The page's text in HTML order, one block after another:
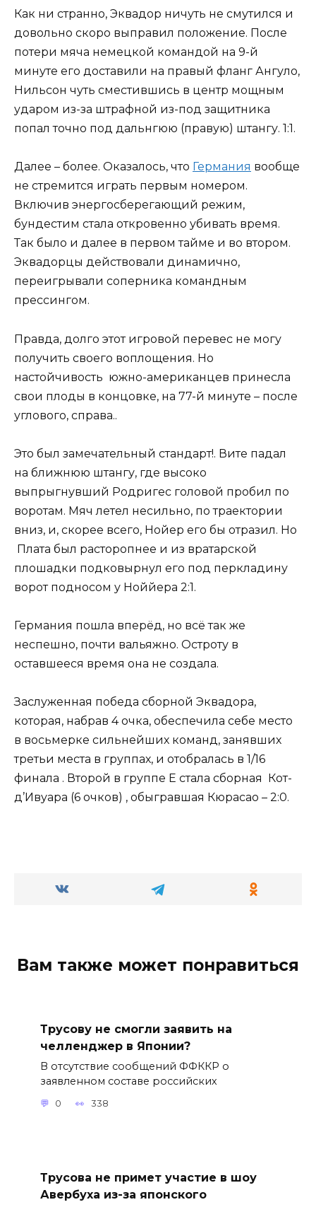
Как ни странно, Эквадор ничуть не смутился и
довольно скоро выправил положение. После
потери мяча немецкой командой на 9-й
минуте его доставили на правый фланг Ангуло,
Нильсон чуть сместившись в центр мощным
ударом из-за штрафной из-под защитника
попал точно под дальнгюю (правую) штангу. 1:1.
Далее – более. Оказалось, что Германия вообще
не стремится играть первым номером.
Включив энергосберегающий режим,
бундестим стала откровенно убивать время.
Так было и далее в первом тайме и во втором.
Эквадорцы действовали динамично,
переигрывали соперника командным
прессингом.
Правда, долго этот игровой перевес не могу
получить своего воплощения. Но
настойчивость южно-американцев принесла
свои плоды в концовке, на 77-й минуте – после
углового, справа..
Это был замечательный стандарт!. Вите падал
на ближнюю штангу, где высоко
выпрыгнувший Родригес головой пробил по
воротам. Мяч летел несильно, по траектории
вниз, и, скорее всего, Нойер его бы отразил. Но
Плата был расторопнее и из вратарской
плошадки подковырнул его под перкладину
ворот подносом у Ноййера 2:1.
Германия пошла вперёд, но всё так же
неспешно, почти вальяжно. Остроту в
оставшееся время она не создала.
Заслуженная победа сборной Эквадора,
которая, набрав 4 очка, обеспечила себе место
в восьмерке сильнейших команд, занявших
третьи места в группах, и отобралась в 1/16
финала . Второй в группе Е стала сборная Кот-
д’Ивуара (6 очков) , обыгравшая Кюрасао – 2:0.
Вам также может понравиться
Трусову не смогли заявить на
челленджер в Японии?
В отсутствие сообщений ФФККР о
заявленном составе российских
0 338
Трусова не примет участие в шоу
Авербуха из-за японского